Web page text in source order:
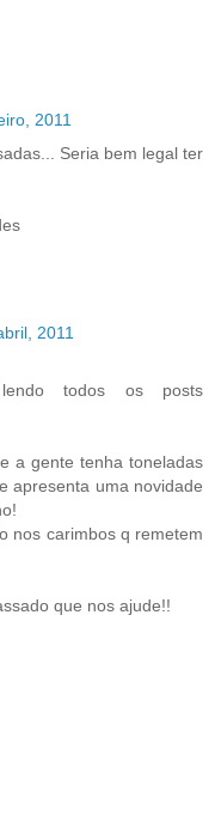
2011
Seria bem legal ter
2011
todos os posts
a gente tenha toneladas
apresenta uma novidade
nos carimbos q remetem
que nos ajude!!